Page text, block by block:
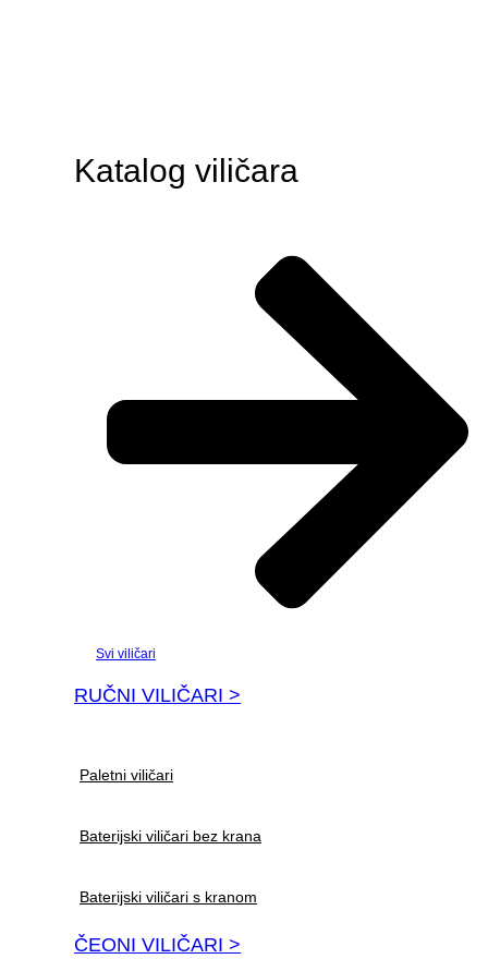
Katalog viličara
Svi viličari
RUČNI VILIČARI >
Paletni viličari
Baterijski viličari bez krana
Baterijski viličari s kranom
ČEONI VILIČARI >